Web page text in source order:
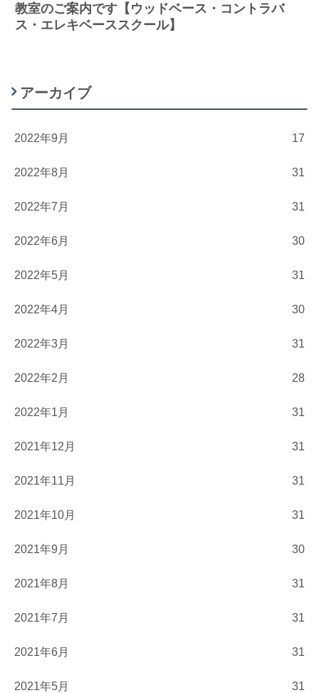
教室のご案内です【ウッドベース・コントラバ
ス・エレキベーススクール】
アーカイブ
2022年9月 17
2022年8月 31
2022年7月 31
2022年6月 30
2022年5月 31
2022年4月 30
2022年3月 31
2022年2月 28
2022年1月 31
2021年12月 31
2021年11月 31
2021年10月 31
2021年9月 30
2021年8月 31
2021年7月 31
2021年6月 31
2021年5月 31